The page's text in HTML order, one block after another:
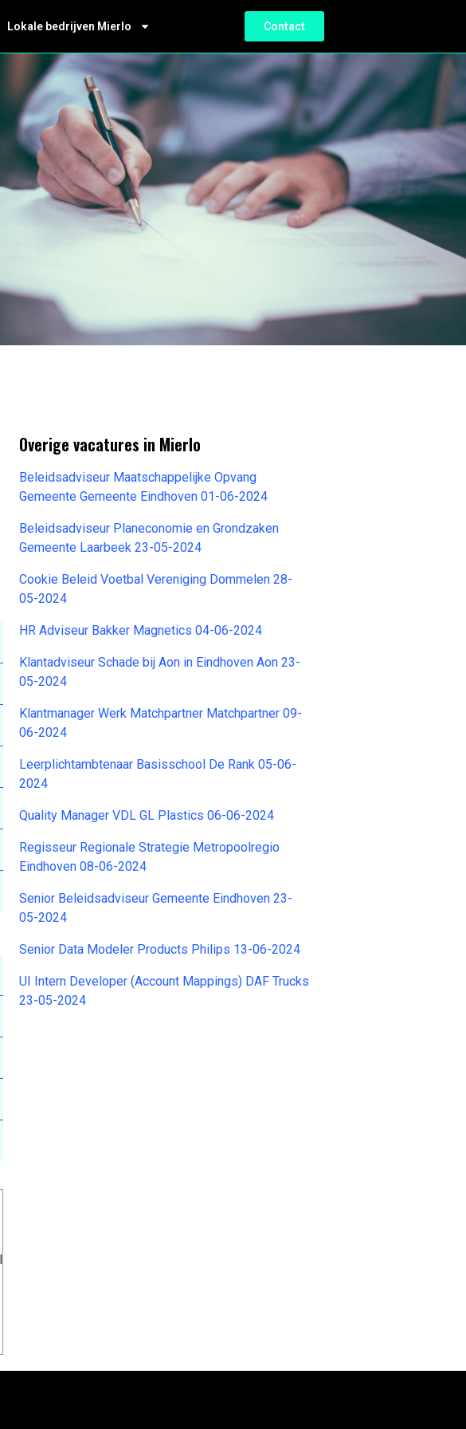
Lokale bedrijven Mierlo Contact
Overige vacatures in Mierlo
Beleidsadviseur Maatschappelijke Opvang
Gemeente Gemeente Eindhoven 01-06-2024
Beleidsadviseur Planeconomie en Grondzaken
Gemeente Laarbeek 23-05-2024
Cookie Beleid Voetbal Vereniging Dommelen 28-
05-2024
HR Adviseur Bakker Magnetics 04-06-2024
Klantadviseur Schade bij Aon in Eindhoven Aon 23-
05-2024
Klantmanager Werk Matchpartner Matchpartner 09-
06-2024
Leerplichtambtenaar Basisschool De Rank 05-06-
2024
Quality Manager VDL GL Plastics 06-06-2024
Regisseur Regionale Strategie Metropoolregio
Eindhoven 08-06-2024
Senior Beleidsadviseur Gemeente Eindhoven 23-
05-2024
Senior Data Modeler Products Philips 13-06-2024
UI Intern Developer (Account Mappings) DAF Trucks
23-05-2024